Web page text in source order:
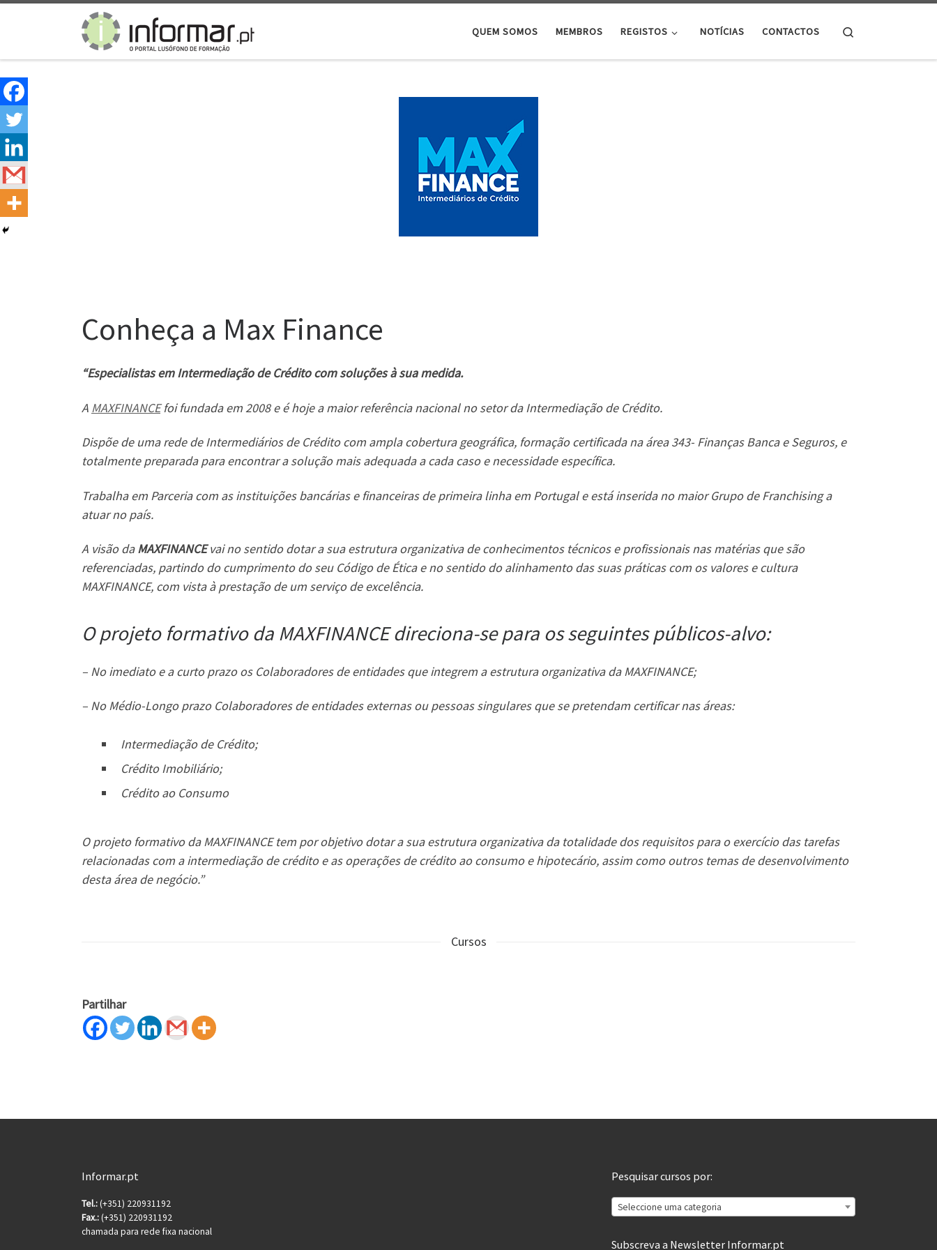
Skip to content
QUEM SOMOS MEMBROS REGISTOS NOTÍCIAS CONTACTOS
Conheça a Max Finance
“Especialistas em Intermediação de Crédito com soluções à sua medida.
A MAXFINANCEfoi fundada em 2008 e é hoje a maior referência nacional no setor da Intermediação de Crédito.
Dispõe de uma rede de Intermediários de Crédito com ampla cobertura geográfica, formação certificada na área 343- Finanças Banca e Seguros, e
totalmente preparada para encontrar a solução mais adequada a cada caso e necessidade específica.
Trabalha em Parceria com as instituições bancárias e financeiras de primeira linha em Portugal e está inserida no maior Grupo de Franchising a
atuar no país.
A visão daMAXFINANCEvai no sentido dotar a sua estrutura organizativa de conhecimentos técnicos e profissionais nas matérias que são
referenciadas, partindo do cumprimento do seu Código de Ética e no sentido do alinhamento das suas práticas com os valores e cultura
MAXFINANCE, com vista à prestação de um serviço de excelência.
O projeto formativo da MAXFINANCE direciona-se para os seguintes públicos-alvo:
– No imediato e a curto prazo os Colaboradores de entidades que integrem a estrutura organizativa da MAXFINANCE;
– No Médio-Longo prazo Colaboradores de entidades externas ou pessoas singulares que se pretendam certificar nas áreas:
Intermediação de Crédito;
Crédito Imobiliário;
Crédito ao Consumo
O projeto formativo da MAXFINANCE tem por objetivo dotar a sua estrutura organizativa da totalidade dos requisitos para o exercício das tarefas
relacionadas com a intermediação de crédito e as operações de crédito ao consumo e hipotecário, assim como outros temas de desenvolvimento
desta área de negócio.”
Cursos
Partilhar
Informar.pt
Tel.:(+351) 220931192
Fax.:(+351) 220931192
chamada para rede fixa nacional
Pesquisar cursos por:
Seleccione uma categoria
Subscreva a Newsletter Informar.pt